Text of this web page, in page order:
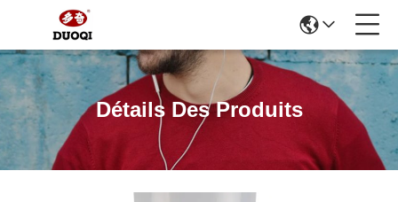
Détails Des Produits